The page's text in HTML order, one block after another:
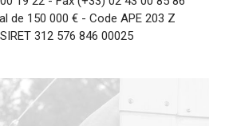
de 150 000 € - Code APE 203 Z
312 576 846 00025